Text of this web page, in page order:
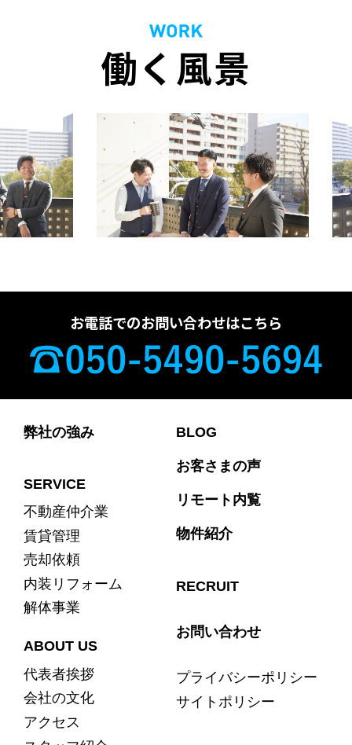
働く風景
お電話でのお問い合わせはこちら
弊社の強み
SERVICE
不動産仲介業
賃貸管理
売却依頼
内装リフォーム
解体事業
ABOUT US
代表者挨拶
会社の文化
アクセス
BLOG
お客さまの声
リモート内覧
物件紹介
RECRUIT
お問い合わせ
プライバシーポリシー
サイトポリシー